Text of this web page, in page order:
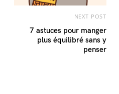
NEXT POST
7 astuces pour manger
plus équilibré sans y
penser